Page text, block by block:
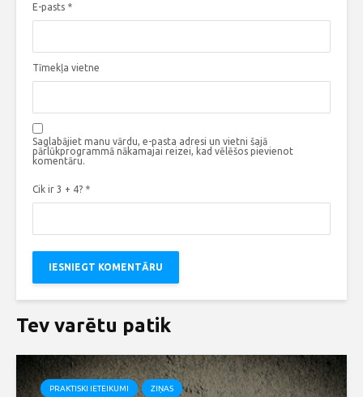
E-pasts *
Tīmekļa vietne
Saglabājiet manu vārdu, e-pasta adresi un vietni šajā
pārlūkprogrammā nākamajai reizei, kad vēlēšos pievienot
komentāru.
Cik ir 3 + 4? *
Tev varētu patik
PRAKTISKI IETEIKUMI ZIŅAS